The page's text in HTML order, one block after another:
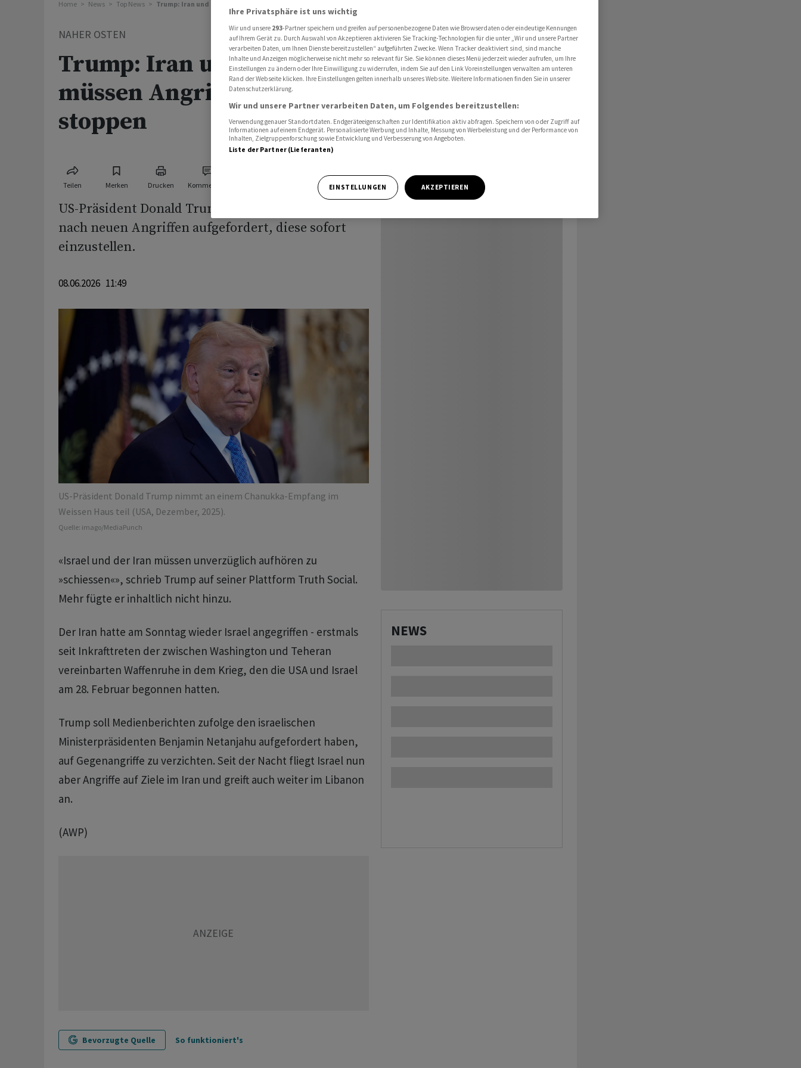
Home News Top News Trump: Iran und Israel müssen Angriffe sofort stoppen
NAHER OSTEN
Trump: Iran und Israel
müssen Angriffe sofort
stoppen
Teilen Merken Drucken Kommentare
US-Präsident Donald Trump hat den Iran und Israel
nach neuen Angriffen aufgefordert, diese sofort
einzustellen.
08.06.2026 11:49
US-Präsident Donald Trump nimmt an einem Chanukka-Empfang im
Weissen Haus teil (USA, Dezember, 2025).
Quelle: imago/MediaPunch
«Israel und der Iran müssen unverzüglich aufhören zu
»schiessen«», schrieb Trump auf seiner Plattform Truth Social.
Mehr fügte er inhaltlich nicht hinzu.
Der Iran hatte am Sonntag wieder Israel angegriffen - erstmals
seit Inkrafttreten der zwischen Washington und Teheran
vereinbarten Waffenruhe in dem Krieg, den die USA und Israel
am 28. Februar begonnen hatten.
Trump soll Medienberichten zufolge den israelischen
Ministerpräsidenten Benjamin Netanjahu aufgefordert haben,
auf Gegenangriffe zu verzichten. Seit der Nacht fliegt Israel nun
aber Angriffe auf Ziele im Iran und greift auch weiter im Libanon
an.
(AWP)
Bevorzugte Quelle So funktioniert's
NEWS
Ihre Privatsphäre ist uns wichtig
Wir und unsere 293-Partner speichern und greifen auf personenbezogene Daten wie Browserdaten oder eindeutige Kennungen
auf Ihrem Gerät zu. Durch Auswahl von Akzeptieren aktivieren Sie Tracking-Technologien für die unter „Wir und unsere Partner
verarbeiten Daten, um Ihnen Dienste bereitzustellen“ aufgeführten Zwecke. Wenn Tracker deaktiviert sind, sind manche
Inhalte und Anzeigen möglicherweise nicht mehr so relevant für Sie. Sie können dieses Menü jederzeit wieder aufrufen, um Ihre
Einstellungen zu ändern oder Ihre Einwilligung zu widerrufen, indem Sie auf den Link Voreinstellungen verwalten am unteren
Rand der Webseite klicken. Ihre Einstellungen gelten innerhalb unseres Website. Weitere Informationen finden Sie in unserer
Datenschutzerklärung.
Wir und unsere Partner verarbeiten Daten, um Folgendes bereitzustellen:
Verwendung genauer Standortdaten. Endgeräteeigenschaften zur Identifikation aktiv abfragen. Speichern von oder Zugriff auf
Informationen auf einem Endgerät. Personalisierte Werbung und Inhalte, Messung von Werbeleistung und der Performance von
Inhalten, Zielgruppenforschung sowie Entwicklung und Verbesserung von Angeboten.
Liste der Partner (Lieferanten)
EINSTELLUNGEN AKZEPTIEREN